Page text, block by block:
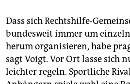
Dass sich Rechtshilfe-
bundesweit immer um
herum organisieren, habe
sagt Voigt. Vor Ort lasse sich
leichter regeln. Sportliche